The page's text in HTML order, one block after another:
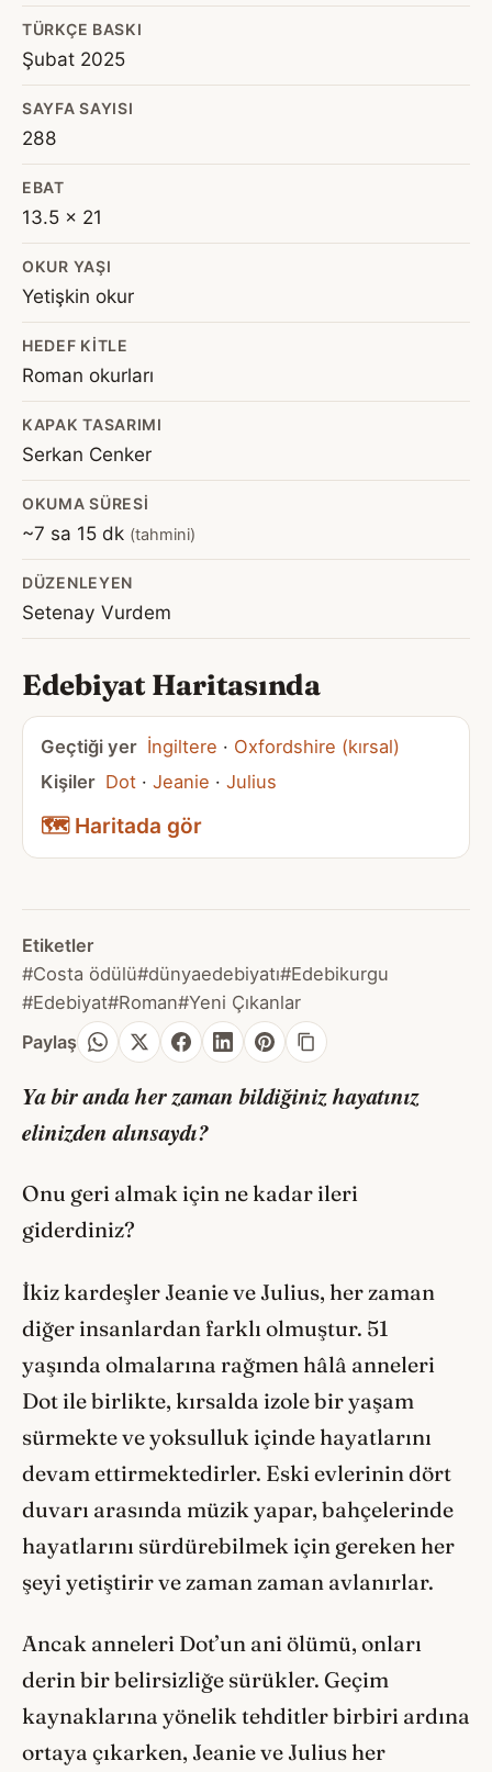
TÜRKÇE BASKI
Şubat 2025
SAYFA SAYISI
288
EBAT
13.5 x 21
OKUR YAŞI
Yetişkin okur
HEDEF KITLE
Roman okurları
KAPAK TASARIMI
Serkan Cenker
OKUMA SÜRESI
~7 sa 15 dk (tahmini)
DÜZENLEYEN
Setenay Vurdem
Edebiyat Haritasında
Geçtiği yer İngiltere · Oxfordshire (kırsal)
Kişiler Dot · Jeanie · Julius
🗺️ Haritada gör
Etiketler
#Costa ödülü#dünyaedebiyatı#Edebikurgu
#Edebiyat#Roman#Yeni Çıkanlar
Paylaş
Ya bir anda her zaman bildiğiniz hayatınız
elinizden alınsaydı?
Onu geri almak için ne kadar ileri
giderdiniz?
İkiz kardeşler Jeanie ve Julius, her zaman
diğer insanlardan farklı olmuştur. 51
yaşında olmalarına rağmen hâlâ anneleri
Dot ile birlikte, kırsalda izole bir yaşam
sürmekte ve yoksulluk içinde hayatlarını
devam ettirmektedirler. Eski evlerinin dört
duvarı arasında müzik yapar, bahçelerinde
hayatlarını sürdürebilmek için gereken her
şeyi yetiştirir ve zaman zaman avlanırlar.
Ancak anneleri Dot’un ani ölümü, onları
derin bir belirsizliğe sürükler. Geçim
kaynaklarına yönelik tehditler birbiri ardına
ortaya çıkarken, Jeanie ve Julius her